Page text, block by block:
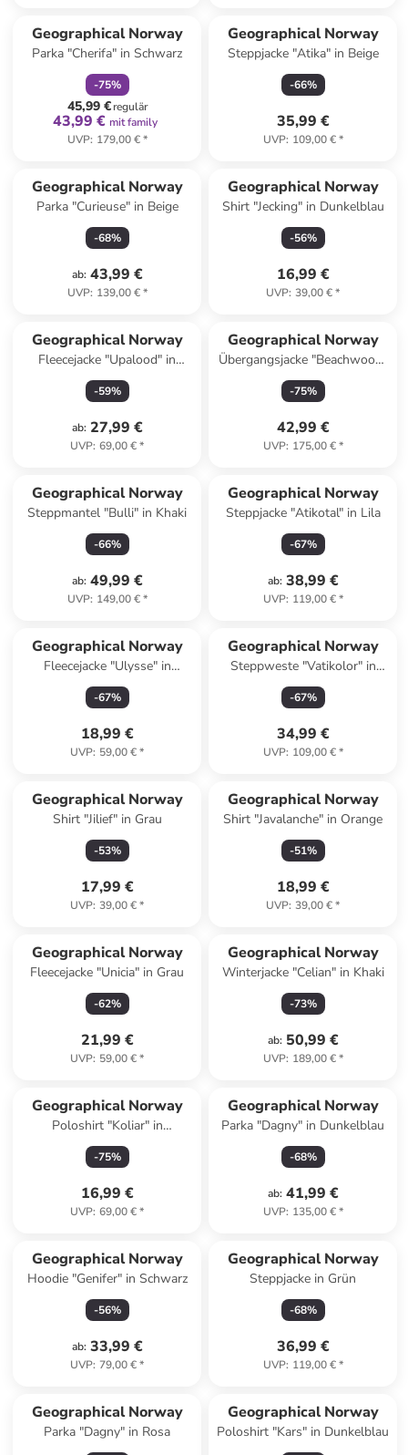
Geographical Norway
Parka "Cherifa" in Schwarz
-75%
45,99 €regulär
43,99 € mit family
UVP: 179,00 €*
Geographical Norway
Steppjacke "Atika" in Beige
-66%
35,99 €
UVP: 109,00 €*
Geographical Norway
Parka "Curieuse" in Beige
-68%
ab: 43,99 €
UVP: 139,00 €*
Geographical Norway
Shirt "Jecking" in Dunkelblau
-56%
16,99 €
UVP: 39,00 €*
Geographical Norway
Fleecejacke "Upalood" in
Dunkelgrün
-59%
ab: 27,99 €
UVP: 69,00 €*
Geographical Norway
Übergangsjacke "Beachwood"
in Schwarz
-75%
42,99 €
UVP: 175,00 €*
Geographical Norway
Steppmantel "Bulli" in Khaki
-66%
ab: 49,99 €
UVP: 149,00 €*
Geographical Norway
Steppjacke "Atikotal" in Lila
-67%
ab: 38,99 €
UVP: 119,00 €*
Geographical Norway
Fleecejacke "Ulysse" in
Bordeaux
-67%
18,99 €
UVP: 59,00 €*
Geographical Norway
Steppweste "Vatikolor" in
Bordeaux
-67%
34,99 €
UVP: 109,00 €*
Geographical Norway
Shirt "Jilief" in Grau
-53%
17,99 €
UVP: 39,00 €*
Geographical Norway
Shirt "Javalanche" in Orange
-51%
18,99 €
UVP: 39,00 €*
Geographical Norway
Fleecejacke "Unicia" in Grau
-62%
21,99 €
UVP: 59,00 €*
Geographical Norway
Winterjacke "Celian" in Khaki
-73%
ab: 50,99 €
UVP: 189,00 €*
Geographical Norway
Poloshirt "Koliar" in
Dunkelblau
-75%
16,99 €
UVP: 69,00 €*
Geographical Norway
Parka "Dagny" in Dunkelblau
-68%
ab: 41,99 €
UVP: 135,00 €*
Geographical Norway
Hoodie "Genifer" in Schwarz
-56%
ab: 33,99 €
UVP: 79,00 €*
Geographical Norway
Steppjacke in Grün
-68%
36,99 €
UVP: 119,00 €*
Geographical Norway
Parka "Dagny" in Rosa
Geographical Norway
Poloshirt "Kars" in Dunkelblau